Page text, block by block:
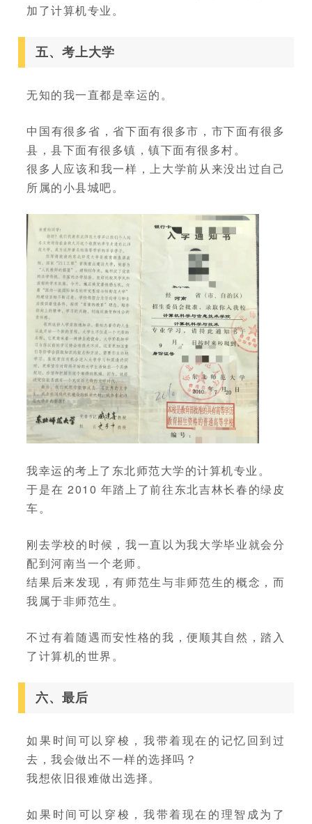
加了计算机专业。
五、考上大学
无知的我一直都是幸运的。
中国有很多省，省下面有很多市，市下面有很多
县，县下面有很多镇，镇下面有很多村。
很多人应该和我一样，上大学前从来没出过自己
所属的小县城吧。
我幸运的考上了东北师范大学的计算机专业。
于是在 2010 年踏上了前往东北吉林长春的绿皮
车。
刚去学校的时候，我一直以为我大学毕业就会分
配到河南当一个老师。
结果后来发现，有师范生与非师范生的概念，而
我属于非师范生。
不过有着随遇而安性格的我，便顺其自然，踏入
了计算机的世界。
六、最后
如果时间可以穿梭，我带着现在的记忆回到过
去，我会做出不一样的选择吗？
我想依旧很难做出选择。
如果时间可以穿梭，我带着现在的理智成为了